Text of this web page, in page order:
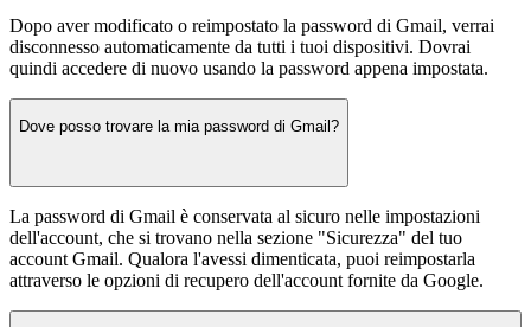
Dopo aver modificato o reimpostato la password di Gmail, verrai
disconnesso automaticamente da tutti i tuoi dispositivi. Dovrai
quindi accedere di nuovo usando la password appena impostata.
Dove posso trovare la mia password di Gmail?
La password di Gmail è conservata al sicuro nelle impostazioni
dell'account, che si trovano nella sezione "Sicurezza" del tuo
account Gmail. Qualora l'avessi dimenticata, puoi reimpostarla
attraverso le opzioni di recupero dell'account fornite da Google.